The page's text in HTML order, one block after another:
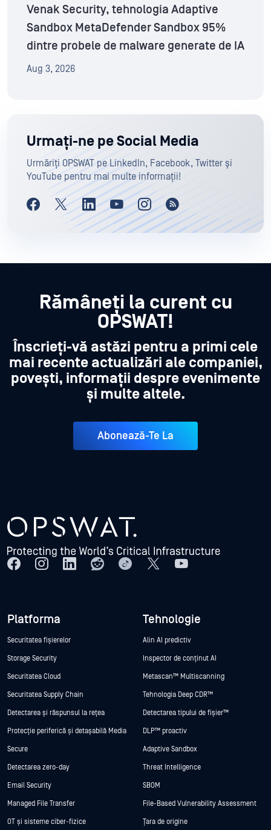
Venak Security, tehnologia Adaptive
Sandbox MetaDefender Sandbox 95%
dintre probele de malware generate de IA
Aug 3, 2026
Urmați-ne pe Social Media
Urmăriți OPSWAT pe LinkedIn, Facebook, Twitter și
YouTube pentru mai multe informații!
Rămâneți la curent cu
OPSWAT!
Înscrieți-vă astăzi pentru a primi cele
mai recente actualizări ale companiei,
povești, informații despre evenimente
și multe altele.
Abonează-Te La
Platforma
Securitatea fișierelor
Storage Security
Securitatea Cloud
Securitatea Supply Chain
Detectarea și răspunsul la rețea
Protecție periferică și detașabilă Media
Secure
Detectarea zero-day
Email Security
Managed File Transfer
OT și sisteme ciber-fizice
Tehnologie
Alin AI predictiv
Inspector de conținut AI
Metascan™ Multiscanning
Tehnologia Deep CDR™
Detectarea tipului de fișier™
DLP™ proactiv
Adaptive Sandbox
Threat Intelligence
SBOM
File-Based Vulnerability Assessment
Țara de origine